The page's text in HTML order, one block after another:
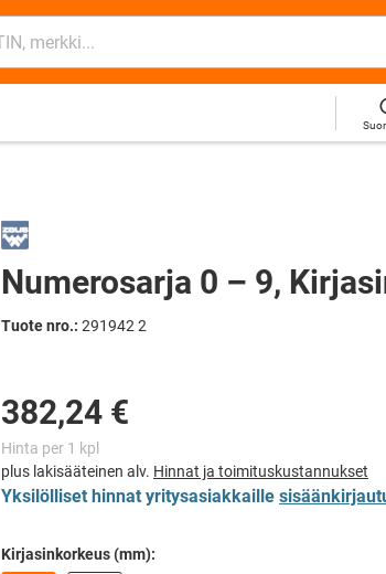
Numerosarja 0 – 9,
Tuote nro.: 291942 2
Hinta per 1 kpl
plus lakisääteinen alv. Hinnat ja toimituskustannukset
Yksilölliset hinnat yritysasiakkaille
Kirjasinkorkeus (mm):